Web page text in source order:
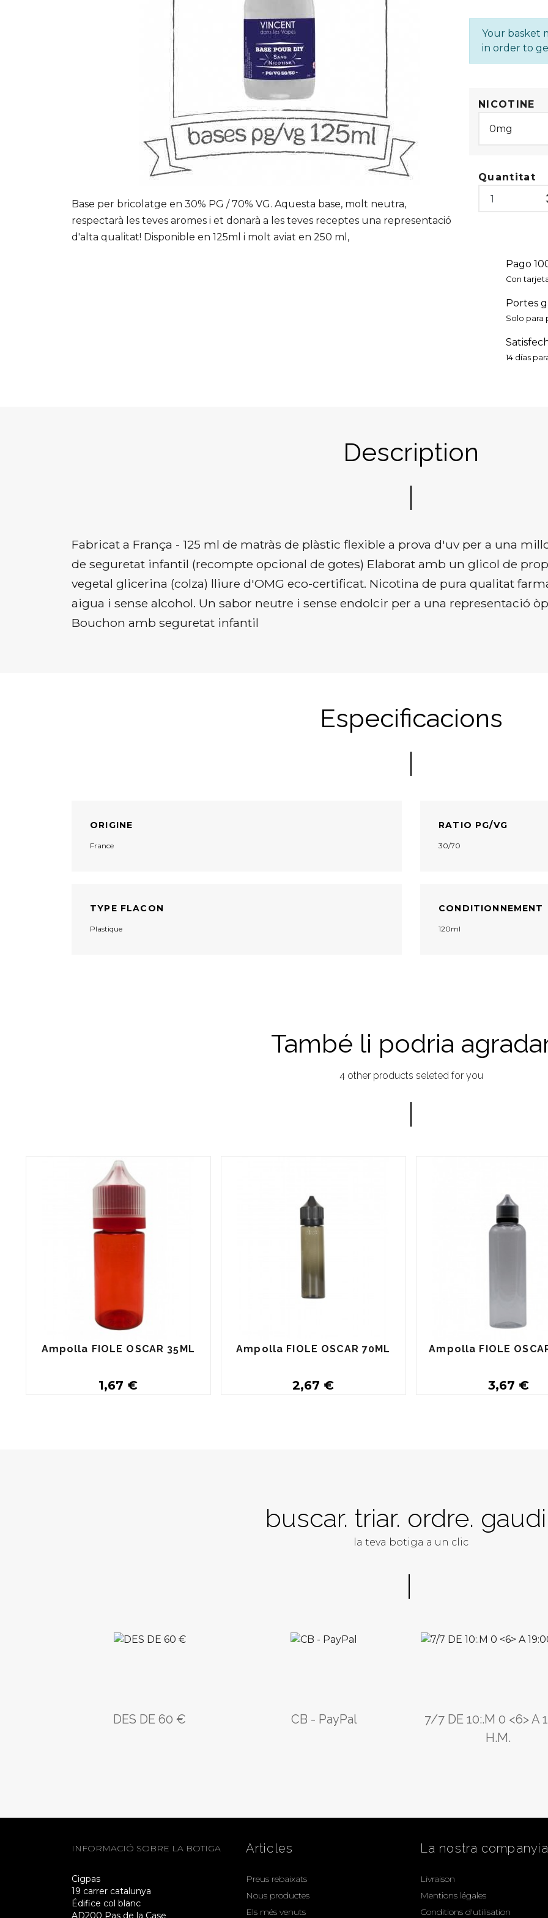
Base per bricolatge en 30% PG / 70% VG. Aquesta base, molt neutra,
respectarà les teves aromes i et donarà a les teves receptes una representació
d'alta qualitat! Disponible en 125ml i molt aviat en 250 ml,
Your basket
in order to
NICOTINE
Quantitat
Pago
Con
Portes
Solo para
14 días
Description
Fabricat a França - 125 ml de matràs de plàstic flexible a prova d'uv per a una
de seguretat infantil (recompte opcional de gotes) Elaborat amb un glicol de
vegetal glicerina (colza) lliure d'OMG eco-certificat. Nicotina de pura qualitat
aigua i sense alcohol. Un sabor neutre i sense endolcir per a una representació
Bouchon amb seguretat infantil
Especificacions
ORIGINE
France
RATIO PG/VG
30/70
TYPE FLACON
Plastique
CONDITIONNEMENT
120ml
També li podria
4 other products seleted for you
Ampolla FIOLE OSCAR 35ML
1,67 €
Ampolla FIOLE OSCAR 70ML
2,67 €
Ampolla FIOLE
3,67 €
buscar. triar. ordre.
la teva botiga a un clic
DES DE 60 € CB - PayPal
7/7 DE 10:.M 0 <6> A
H.M.
INFORMACIÓ SOBRE LA BOTIGA
Cigpas
19 carrer catalunya
Édifice col blanc
AD200 Pas de la Case
Articles
Preus rebaixats
Nous productes
Els més venuts
La nostra
Livraison
Mentions légales
Conditions d'utilisation